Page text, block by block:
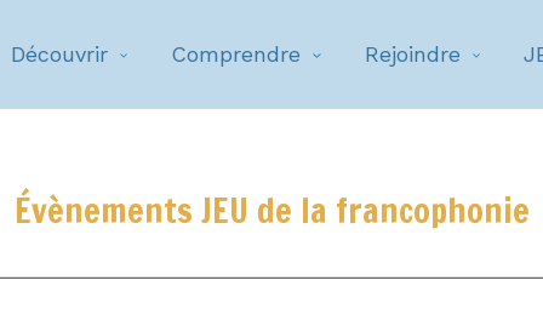
Découvrir Comprendre Rejoindre
Évènements JEU de la francophonie